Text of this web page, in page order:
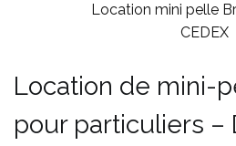
Location mini pelle
CEDEX
Location de mini-
pour particuliers –